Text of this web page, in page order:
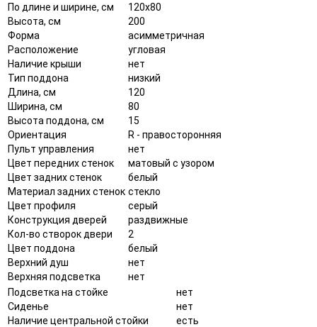
По длине и ширине, см
120x80
Высота, см
200
Форма
асимметричная
Расположение
угловая
Наличие крыши
нет
Тип поддона
низкий
Длина, см
120
Ширина, см
80
Высота поддона, см
15
Ориентация
R - правосторонняя
Пульт управления
нет
Цвет передних стенок
матовый с узором
Цвет задних стенок
белый
Материал задних стенок стекло
Цвет профиля
серый
Конструкция дверей
раздвижные
Кол-во створок двери
2
Цвет поддона
белый
Верхний душ
нет
Верхняя подсветка
нет
Подсветка на стойке
нет
Сиденье
нет
Наличие центральной стойки
есть